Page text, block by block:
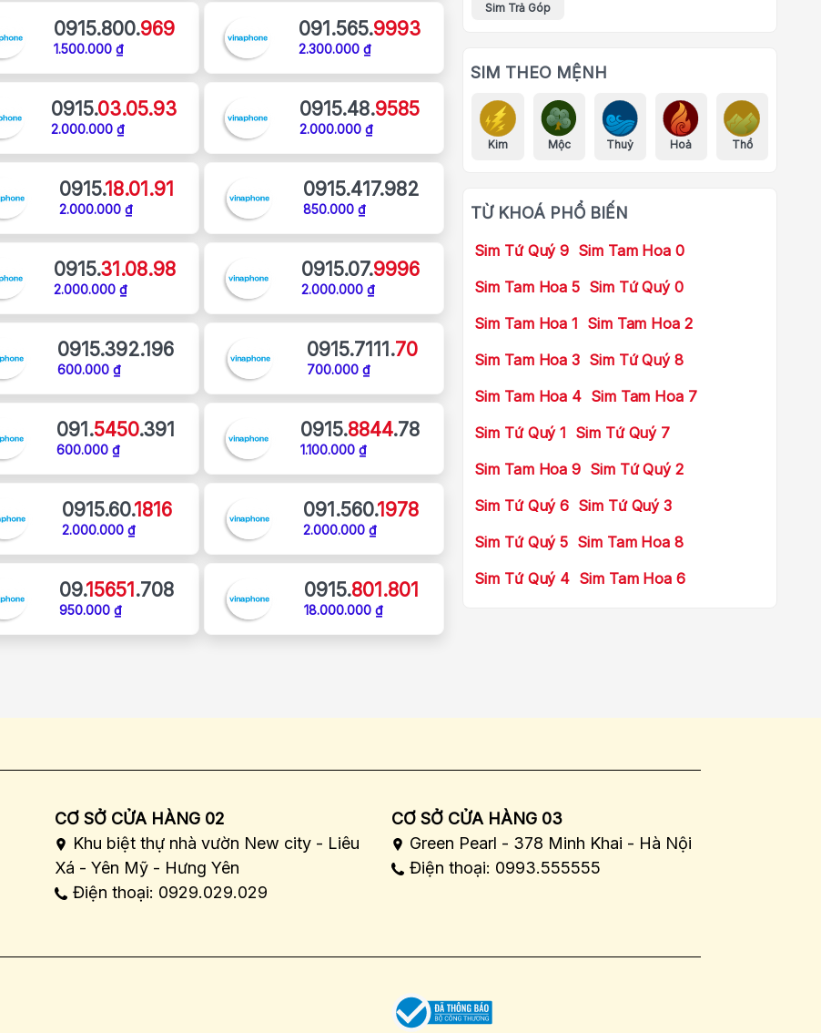
0915.800.969
1.500.000 ₫
091.565.9993
2.300.000 ₫
0915.03.05.93
2.000.000 ₫
0915.48.9585
2.000.000 ₫
0915.18.01.91
2.000.000 ₫
0915.417.982
850.000 ₫
0915.31.08.98
2.000.000 ₫
0915.07.9996
2.000.000 ₫
0915.392.196
600.000 ₫
0915.7111.70
700.000 ₫
091.5450.391
600.000 ₫
0915.8844.78
1.100.000 ₫
0915.60.1816
2.000.000 ₫
091.560.1978
2.000.000 ₫
09.15651.708
950.000 ₫
0915.801.801
18.000.000 ₫
Sim Trả Góp
SIM THEO MỆNH
Kim Mộc Thuỷ Hoả Thổ
TỪ KHOÁ PHỔ BIẾN
Sim Tứ Quý 9 Sim Tam Hoa 0
Sim Tam Hoa 5 Sim Tứ Quý 0
Sim Tam Hoa 1 Sim Tam Hoa 2
Sim Tam Hoa 3 Sim Tứ Quý 8
Sim Tam Hoa 4 Sim Tam Hoa 7
Sim Tứ Quý 1 Sim Tứ Quý 7
Sim Tam Hoa 9 Sim Tứ Quý 2
Sim Tứ Quý 6 Sim Tứ Quý 3
Sim Tứ Quý 5 Sim Tam Hoa 8
Sim Tứ Quý 4 Sim Tam Hoa 6
CƠ SỞ CỬA HÀNG 02
Khu biệt thự nhà vườn New city - Liêu
Xá - Yên Mỹ - Hưng Yên
Điện thoại: 0929.029.029
CƠ SỞ CỬA HÀNG 03
Green Pearl - 378 Minh Khai - Hà Nội
Điện thoại: 0993.555555